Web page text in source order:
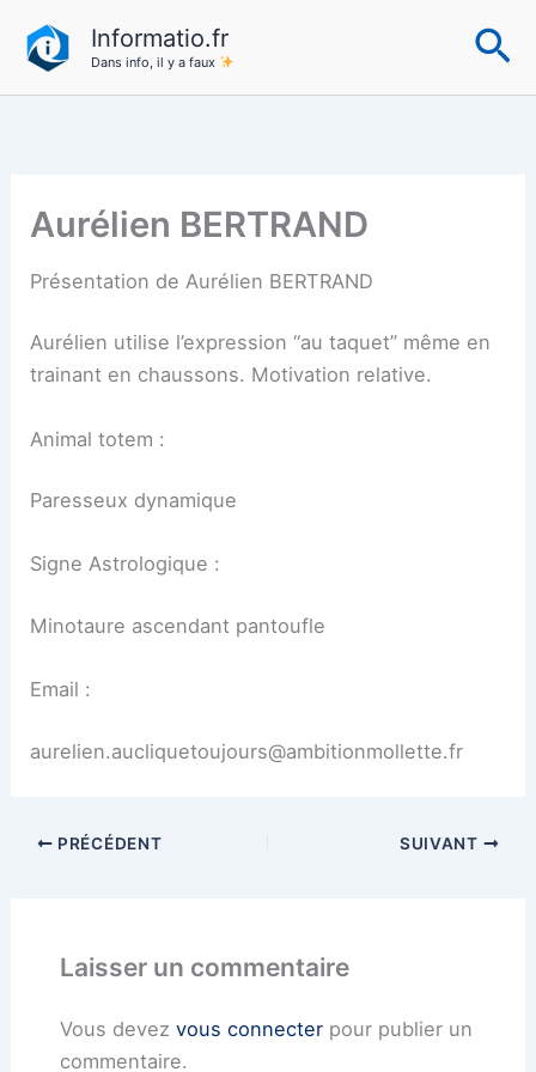
contenu
Informatio.fr
Dans info, il y a faux
Aurélien BERTRAND
Présentation de Aurélien BERTRAND
Aurélien utilise l’expression “au taquet” même en
trainant en chaussons. Motivation relative.
Animal totem :
Paresseux dynamique
Signe Astrologique :
Minotaure ascendant pantoufle
Email :
aurelien.aucliquetoujours@ambitionmollette.fr
PRÉCÉDENT SUIVANT
Laisser un commentaire
Vous devez vous connecterpour publier un
commentaire.